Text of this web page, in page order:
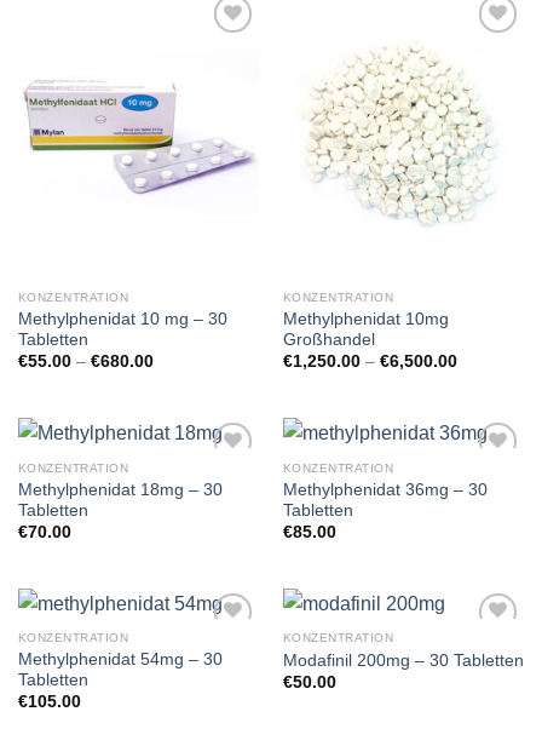
KONZENTRATION
Methylphenidat 10 mg – 30
Tabletten
€55.00 – €680.00Preisspanne:
KONZENTRATION
Methylphenidat 10mg
Großhandel
€1,250.00 – €6,500.00
KONZENTRATION
Methylphenidat 18mg – 30
Tabletten
€70.00
KONZENTRATION
Methylphenidat 36mg – 30
Tabletten
€85.00
KONZENTRATION
Methylphenidat 54mg – 30
Tabletten
€105.00
KONZENTRATION
Modafinil 200mg – 30 Tabletten
€50.00